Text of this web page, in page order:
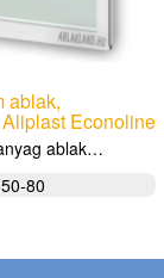
ablak,
Econoline
ablak…
80